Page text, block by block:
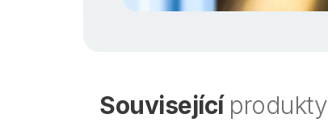
Souvisejícíprodukty